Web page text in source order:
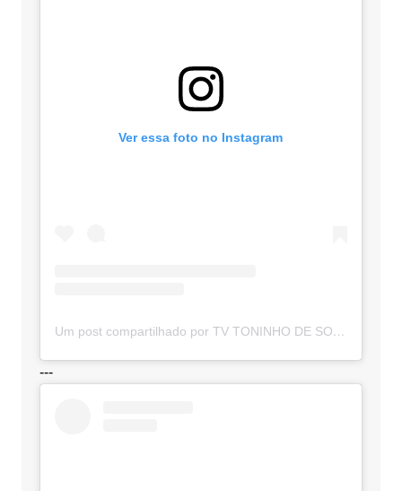
Ver essa foto no Instagram
Um post compartilhado por TV TONINHO DE SOUZA (@toninhodesouzamt)
---